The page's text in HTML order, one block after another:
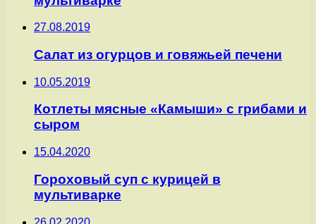
27.08.2019
Салат из огурцов и говяжьей печени
10.05.2019
Котлеты мясные «Камыши» с грибами и
сыром
15.04.2020
Гороховый суп с курицей в
мультиварке